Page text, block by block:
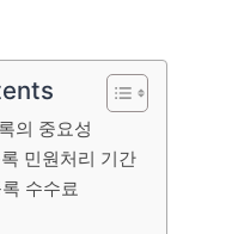
의 중요성
민원처리 기간
수수료